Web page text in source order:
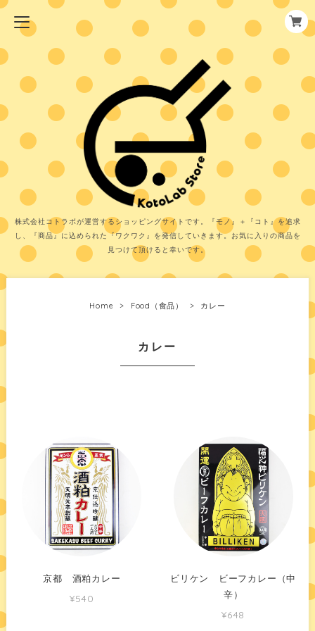
株式会社コトラボが運営するショッピングサイトです。『モノ』＋『コト』を追求
し、『商品』に込められた『ワクワク』を発信していきます。お気に入りの商品を
見つけて頂けると幸いです。
Home Food（食品） カレー
カレー
京都 酒粕カレー
¥540
ビリケン ビーフカレー（中
辛）
¥648